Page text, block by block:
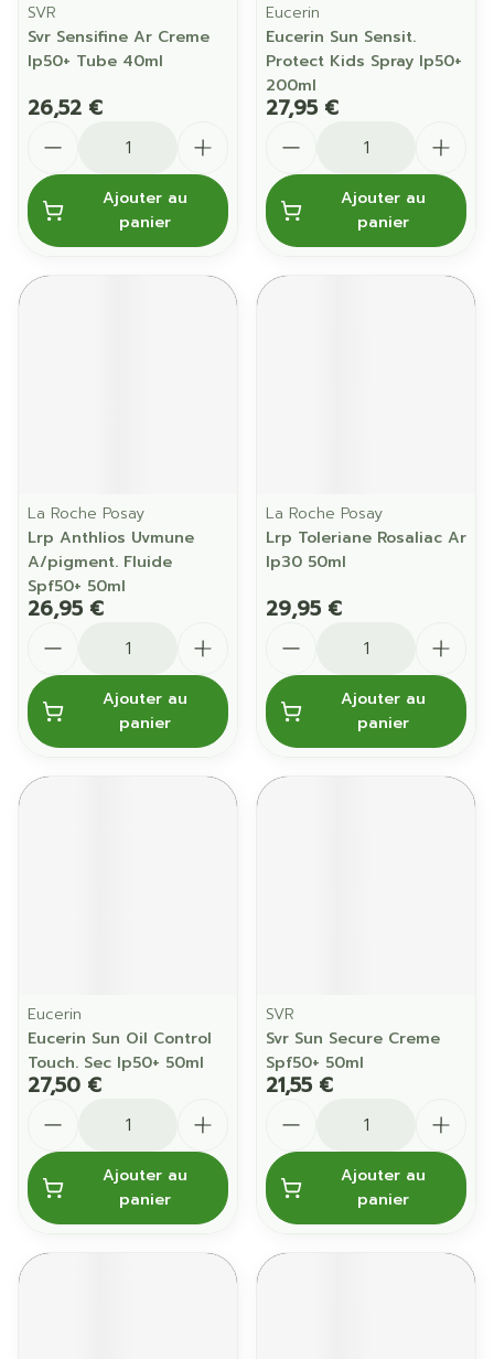
SVR
Svr Sensifine Ar Creme
Ip50+ Tube 40ml
26,52 €
Ajouter au
panier
Eucerin
Eucerin Sun Sensit.
Protect Kids Spray Ip50+
200ml
27,95 €
Ajouter au
panier
La Roche Posay
Lrp Anthlios Uvmune
A/pigment. Fluide
Spf50+ 50ml
26,95 €
Ajouter au
panier
La Roche Posay
Lrp Toleriane Rosaliac Ar
Ip30 50ml
29,95 €
Ajouter au
panier
Eucerin
Eucerin Sun Oil Control
Touch. Sec Ip50+ 50ml
27,50 €
Ajouter au
panier
SVR
Svr Sun Secure Creme
Spf50+ 50ml
21,55 €
Ajouter au
panier